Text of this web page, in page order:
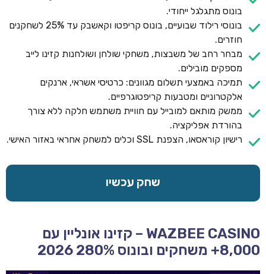
בונוס מתגלגל ייחודי.
בונוסי רילוד שבועיים, בונוס קריפטו וקאשבק עד 25% לשחקנים
חוזרים.
מבחר רחב של משבצות, משחקי שולחן ושולחנות קזינו לייב
מספקים מובילים.
תמיכה באמצעי תשלום מגוונים: כרטיסי אשראי, ארנקים
אלקטרוניים ומטבעות קריפטוגרפיים.
ממשק מותאם למובייל עם חוויית משתמש חלקה ללא צורך
בהורדת אפליקציה.
רישיון קוראסאו, הצפנת SSL וכלים למשחק אחראי באזור האישי.
שחק עכשיו
WAZBEE CASINO – קזינו אונליין עם
8,000+ משחקים ובונוס 280% 2026